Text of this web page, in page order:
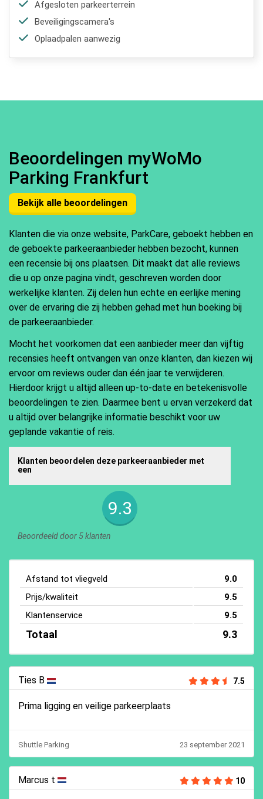
Afgesloten parkeerterrein
Beveiligingscamera's
Oplaadpalen aanwezig
Beoordelingen myWoMo
Parking Frankfurt
Bekijk alle beoordelingen
Klanten die via onze website, ParkCare, geboekt hebben en
de geboekte parkeeraanbieder hebben bezocht, kunnen
een recensie bij ons plaatsen. Dit maakt dat alle reviews
die u op onze pagina vindt, geschreven worden door
werkelijke klanten. Zij delen hun echte en eerlijke mening
over de ervaring die zij hebben gehad met hun boeking bij
de parkeeraanbieder.
Mocht het voorkomen dat een aanbieder meer dan vijftig
recensies heeft ontvangen van onze klanten, dan kiezen wij
ervoor om reviews ouder dan één jaar te verwijderen.
Hierdoor krijgt u altijd alleen up-to-date en betekenisvolle
beoordelingen te zien. Daarmee bent u ervan verzekerd dat
u altijd over belangrijke informatie beschikt voor uw
geplande vakantie of reis.
Klanten beoordelen deze parkeeraanbieder met
een
9.3
Beoordeeld door 5 klanten
Afstand tot vliegveld
9.0
Prijs/kwaliteit
9.5
Klantenservice
9.5
Totaal 9.3
Ties B 7.5
Prima ligging en veilige parkeerplaats
Shuttle Parking 23 september 2021
Marcus t 10